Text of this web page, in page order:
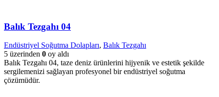
Balık Tezgahı 04
Endüstriyel Soğutma Dolapları, Balık Tezgahı
5 üzerinden 0 oy aldı
Balık Tezgahı 04, taze deniz ürünlerini hijyenik ve estetik şekilde
sergilemenizi sağlayan profesyonel bir endüstriyel soğutma
çözümüdür.